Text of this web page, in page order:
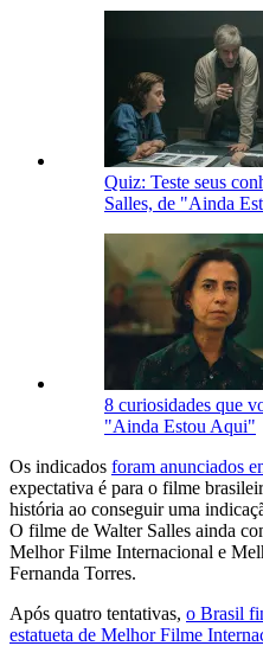
Quiz: Teste seus
Salles, de "Ainda
8 curiosidades que
"Ainda Estou Aqui"
Os indicados foram anunciados
expectativa é para o filme
história ao conseguir uma
O filme de Walter Salles ainda
Melhor Filme Internacional e
Fernanda Torres.
Após quatro tentativas, o Brasil
estatueta de Melhor Filme